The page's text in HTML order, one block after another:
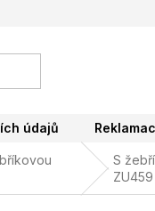
údajů
S
ZU459